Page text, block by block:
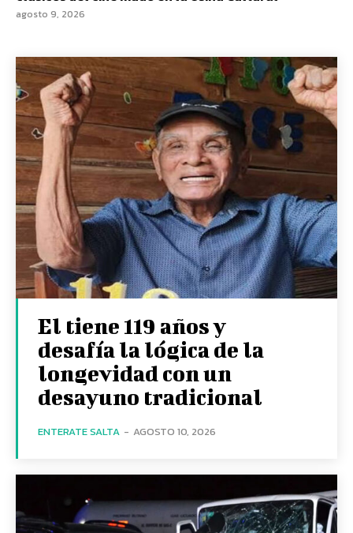
agosto 9, 2026
El tiene 119 años y
desafía la lógica de la
longevidad con un
desayuno tradicional
ENTERATE SALTA - AGOSTO 10, 2026